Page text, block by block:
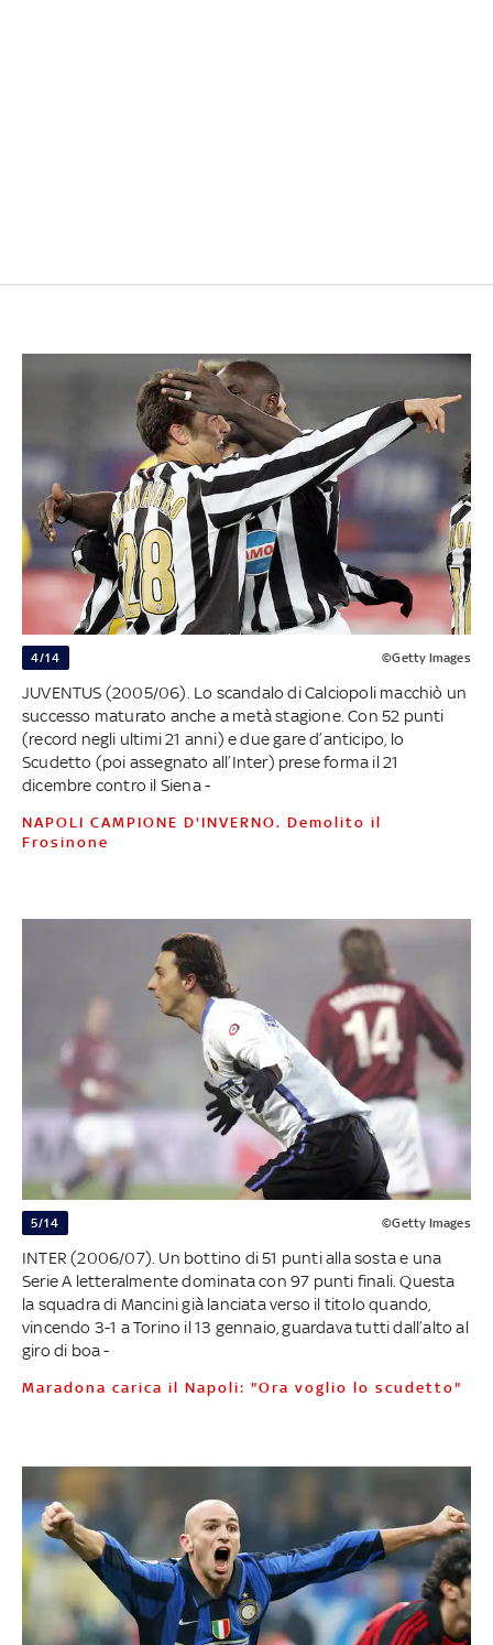
4/14 ©Getty Images
JUVENTUS (2005/06). Lo scandalo di Calciopoli macchiò un
successo maturato anche a metà stagione. Con 52 punti
(record negli ultimi 21 anni) e due gare d’anticipo, lo
Scudetto (poi assegnato all’Inter) prese forma il 21
dicembre contro il Siena -
NAPOLI CAMPIONE D'INVERNO. Demolito il
Frosinone
5/14 ©Getty Images
INTER (2006/07). Un bottino di 51 punti alla sosta e una
Serie A letteralmente dominata con 97 punti finali. Questa
la squadra di Mancini già lanciata verso il titolo quando,
vincendo 3-1 a Torino il 13 gennaio, guardava tutti dall’alto al
giro di boa -
Maradona carica il Napoli: "Ora voglio lo scudetto"